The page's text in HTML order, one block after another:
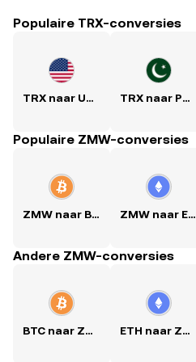
Populaire TRX-conversies
TRX naar USD TRX naar PKR
Populaire ZMW-conversies
ZMW naar BTC ZMW naar ETH
Andere ZMW-conversies
BTC naar ZMW ETH naar ZMW